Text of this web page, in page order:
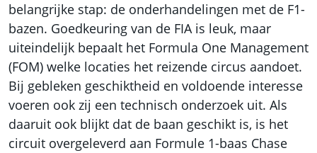
belangrijke stap: de onderhandelingen met de F1-
bazen. Goedkeuring van de FIA is leuk, maar
uiteindelijk bepaalt het Formula One Management
(FOM) welke locaties het reizende circus aandoet.
Bij gebleken geschiktheid en voldoende interesse
voeren ook zij een technisch onderzoek uit. Als
daaruit ook blijkt dat de baan geschikt is, is het
circuit overgeleverd aan Formule 1-baas Chase